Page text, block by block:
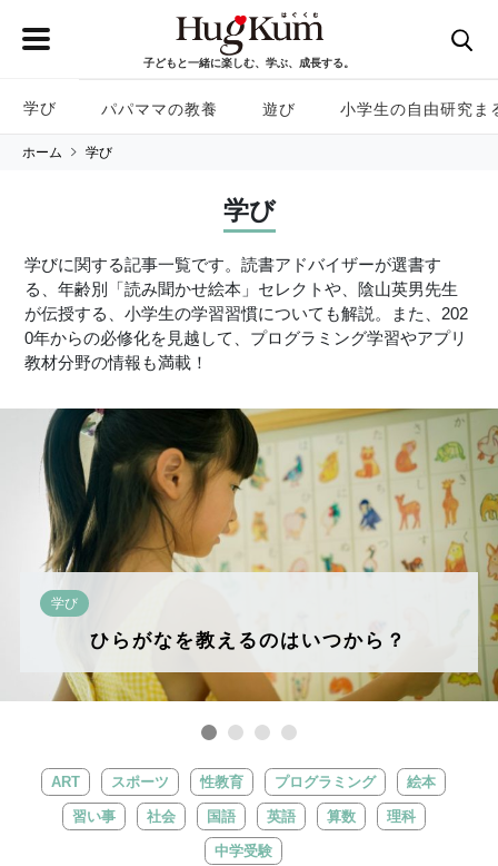
子どもと一緒に楽しむ、学ぶ、成長する。
学び パパママの教養 遊び 小学生の自由研究ま
ホーム 学び
学び
学びに関する記事一覧です。読書アドバイザーが選書す
る、年齢別「読み聞かせ絵本」セレクトや、陰山英男先生
が伝授する、小学生の学習習慣についても解説。また、202
0年からの必修化を見越して、プログラミング学習やアプリ
教材分野の情報も満載！
ひらがなを教えるのはいつから？
学び
ART スポーツ 性教育 プログラミング 絵本
習い事 社会 国語 英語 算数 理科
中学受験